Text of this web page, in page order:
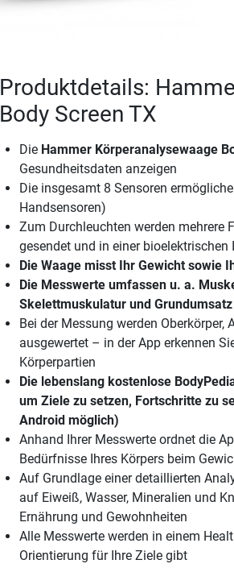
Produktdetails:
Body Screen TX
Die Hammer Körperanalysewaage
Gesundheitsdaten anzeigen
Die insgesamt 8 Sensoren
Handsensoren)
Zum Durchleuchten werden mehrere
gesendet und in einer
Die Waage misst Ihr Gewicht sowie
Die Messwerte umfassen u. a.
Skelettmuskulatur und Grundumsatz
Bei der Messung werden
ausgewertet – in der App erkennen
Körperpartien
Die lebenslang kostenlose
um Ziele zu setzen, Fortschritte zu
Android möglich)
Anhand Ihrer Messwerte ordnet die
Bedürfnisse Ihres Körpers beim
Auf Grundlage einer detaillierten
auf Eiweiß, Wasser, Mineralien und
Ernährung und Gewohnheiten
Alle Messwerte werden in einem
Orientierung für Ihre Ziele gibt